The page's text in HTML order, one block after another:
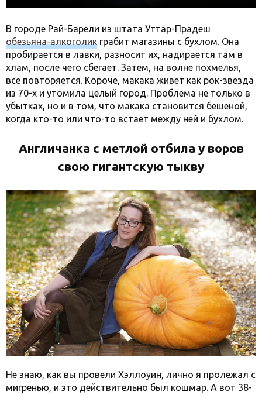
В городе Рай-Барели из штата Уттар-Прадеш
обезьяна-алкоголик грабит магазины с бухлом. Она
пробирается в лавки, разносит их, надирается там в
хлам, после чего сбегает. Затем, на волне похмелья,
все повторяется. Короче, макака живет как рок-звезда
из 70-х и утомила целый город. Проблема не только в
убытках, но и в том, что макака становится бешеной,
когда кто-то или что-то встает между ней и бухлом.
Англичанка с метлой отбила у воров
свою гигантскую тыкву
Не знаю, как вы провели Хэллоуин, лично я пролежал с
мигренью, и это действительно был кошмар. А вот 38-